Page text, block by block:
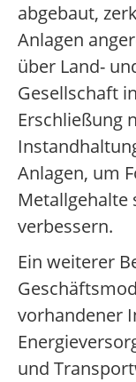
abgebaut,
Anlagen
über Land-
Gesellschaft
Erschließung
Anlagen, um
Metallgehalte
verbessern.
Ein weiterer
vorhandener
und